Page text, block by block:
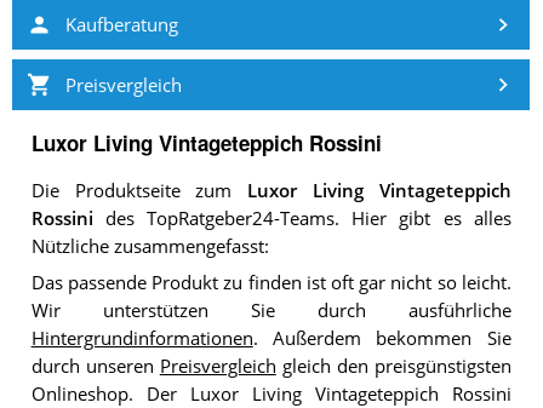
Kaufberatung
Preisvergleich
Luxor Living Vintageteppich Rossini
Die Produktseite zum Luxor Living Vintageteppich
Rossini des TopRatgeber24-Teams. Hier gibt es alles
Nützliche zusammengefasst:
Das passende Produkt zu finden ist oft gar nicht so leicht.
Wir unterstützen Sie durch ausführliche
Hintergrundinformationen. Außerdem bekommen Sie
durch unseren Preisvergleich gleich den preisgünstigsten
Onlineshop. Der Luxor Living Vintageteppich Rossini